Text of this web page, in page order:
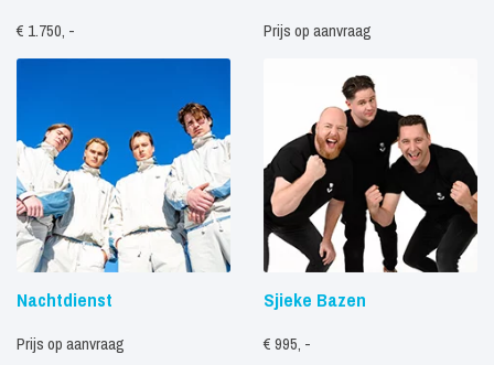
€ 1.750, - Prijs op aanvraag
Nachtdienst
Prijs op aanvraag
Sjieke Bazen
€ 995, -